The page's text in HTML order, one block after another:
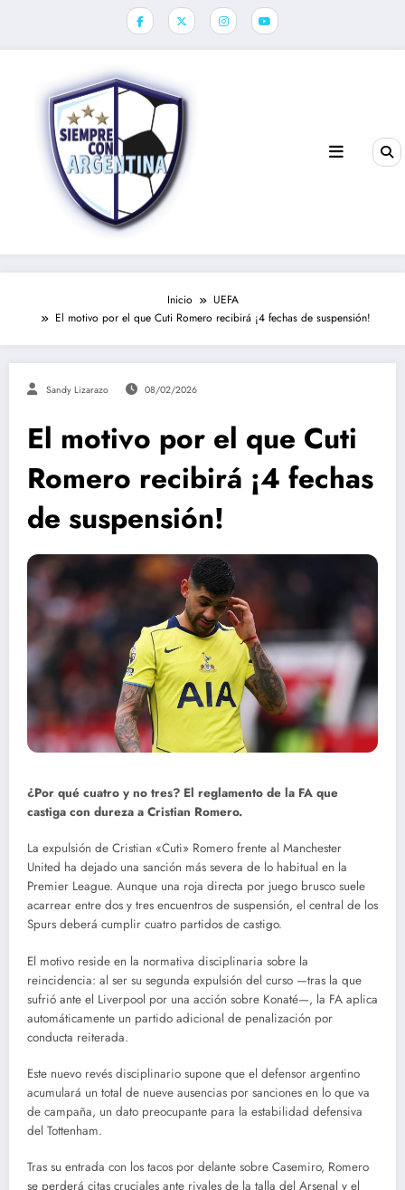
Inicio
UEFA
El motivo por el que Cuti Romero recibirá ¡4 fechas de suspensión!
Sandy Lizarazo 08/02/2026
El motivo por el que Cuti
Romero recibirá ¡4 fechas
de suspensión!
¿Por qué cuatro y no tres? El reglamento de la FA que
castiga con dureza a Cristian Romero.
La expulsión de Cristian «Cuti» Romero frente al Manchester
United ha dejado una sanción más severa de lo habitual en la
Premier League. Aunque una roja directa por juego brusco suele
acarrear entre dos y tres encuentros de suspensión, el central de los
Spurs deberá cumplir cuatro partidos de castigo.
El motivo reside en la normativa disciplinaria sobre la
reincidencia: al ser su segunda expulsión del curso —tras la que
sufrió ante el Liverpool por una acción sobre Konaté—, la FA aplica
automáticamente un partido adicional de penalización por
conducta reiterada.
Este nuevo revés disciplinario supone que el defensor argentino
acumulará un total de nueve ausencias por sanciones en lo que va
de campaña, un dato preocupante para la estabilidad defensiva
del Tottenham.
Tras su entrada con los tacos por delante sobre Casemiro, Romero
se perderá citas cruciales ante rivales de la talla del Arsenal y el